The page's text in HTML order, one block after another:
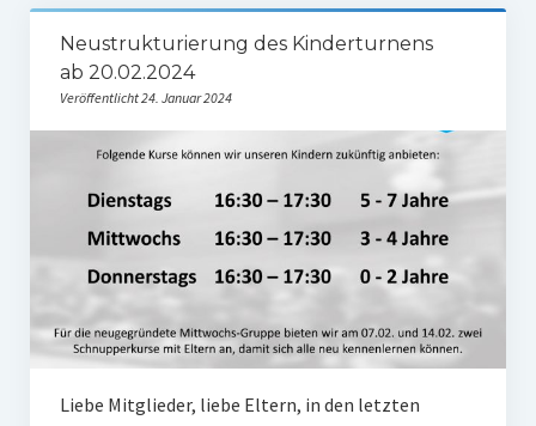
Tabelle Damen
Spielplan Bezirksliga Damen
Ü30-Fussball
AH-Abteilung
Frauengymnastik
ThaiBo
Kinderturnen
Neustrukturierung des Kinderturnens
ab 20.02.2024
Veröffentlicht 24. Januar 2024
Liebe Mitglieder, liebe Eltern, in den letzten